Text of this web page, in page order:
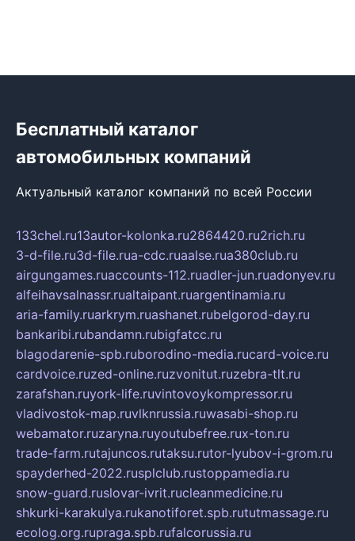
Бесплатный каталог
автомобильных компаний
Актуальный каталог компаний по всей России
133chel.ru13autor-kolonka.ru2864420.ru2rich.ru
3-d-file.ru3d-file.rua-cdc.ruaalse.rua380club.ru
airgungames.ruaccounts-112.ruadler-jun.ruadonyev.ru
alfeihavsalnassr.rualtaipant.ruargentinamia.ru
aria-family.ruarkrym.ruashanet.rubelgorod-day.ru
bankaribi.rubandamn.rubigfatcc.ru
blagodarenie-spb.ruborodino-media.rucard-voice.ru
cardvoice.ruzed-online.ruzvonitut.ruzebra-tlt.ru
zarafshan.ruyork-life.ruvintovoykompressor.ru
vladivostok-map.ruvlknrussia.ruwasabi-shop.ru
webamator.ruzaryna.ruyoutubefree.rux-ton.ru
trade-farm.rutajuncos.rutaksu.rutor-lyubov-i-grom.ru
spayderhed-2022.rusplclub.rustoppamedia.ru
snow-guard.ruslovar-ivrit.rucleanmedicine.ru
shkurki-karakulya.rukanotiforet.spb.rututmassage.ru
ecolog.org.rupraga.spb.rufalcorussia.ru